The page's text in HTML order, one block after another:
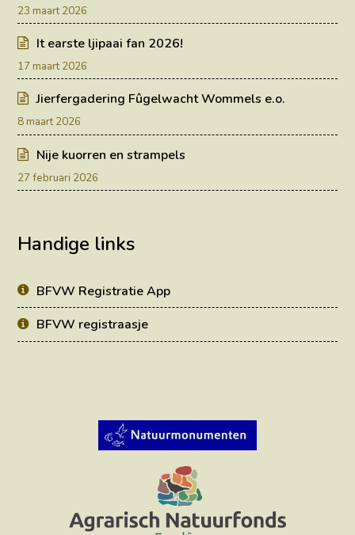
23 maart 2026
It earste ljipaai fan 2026!
17 maart 2026
Jierfergadering Fûgelwacht Wommels e.o.
8 maart 2026
Nije kuorren en strampels
27 februari 2026
Handige links
BFVW Registratie App
BFVW registraasje